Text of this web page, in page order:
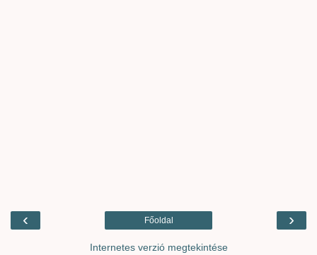
‹ ›
Főoldal
Internetes verzió megtekintése